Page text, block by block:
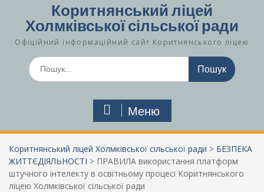
Коритнянський ліцей
Холмківської сільської ради
Офіційний інформаційний сайт Коритнянського ліцею
Шукати:
Меню
Коритнянський ліцей Холмківської сільської ради > БЕЗПЕКА
ЖИТТЄДІЯЛЬНОСТІ > ПРАВИЛА використання платформ
штучного інтелекту в освітньому процесі Коритнянського
ліцею Холмківської сільської ради